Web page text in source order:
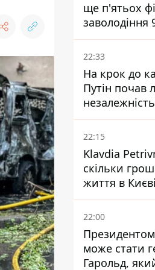
ще п'ятьох
заволодіння
суду
22:33
На крок до
Путін почав
знизити
22:15
Klavdia
скільки
життя в
вкладає
22:00
може стати
Гарольд,